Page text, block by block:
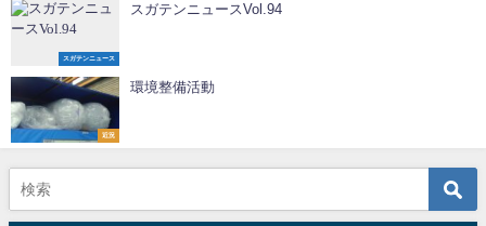
スガテンニュース
スガテンニュースVol.94
近況
環境整備活動